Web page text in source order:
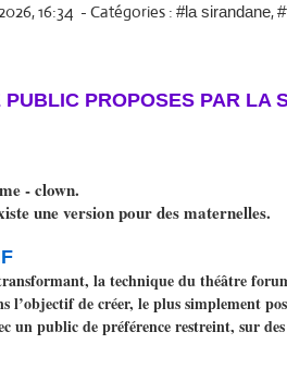
16:34 - Catégories : #la sirandane,
PROPOSES PAR LA
- clown.
une version pour des maternelles.
la technique du théâtre
l’objectif de créer, le plus simplement
un public de préférence restreint, sur des